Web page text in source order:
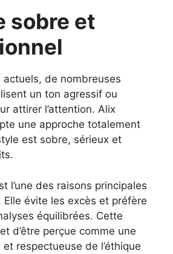
sobre et
actuels, de nombreuses
un ton agressif ou
attirer l’attention. Alix
une approche totalement
est sobre, sérieux et
l’une des raisons principales
évite les excès et préfère
équilibrées. Cette
d’être perçue comme une
respectueuse de l’éthique